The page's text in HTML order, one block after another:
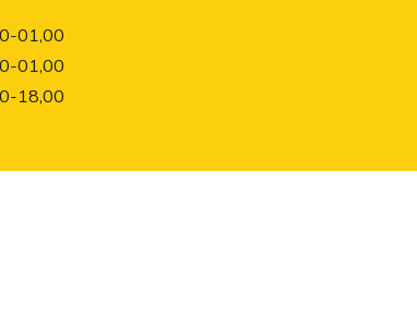
01,00
01,00
18,00